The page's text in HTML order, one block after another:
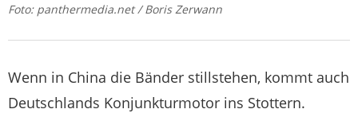
Foto: panthermedia.net / Boris Zerwann
Wenn in China die Bänder stillstehen, kommt auch
Deutschlands Konjunkturmotor ins Stottern.